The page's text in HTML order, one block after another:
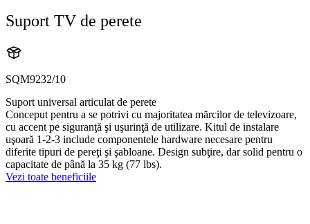
Suport TV de perete
SQM9232/10
Suport universal articulat de perete
Conceput pentru a se potrivi cu majoritatea mărcilor de televizoare,
cu accent pe siguranţă şi uşurinţă de utilizare. Kitul de instalare
uşoară 1-2-3 include componentele hardware necesare pentru
diferite tipuri de pereţi şi şabloane. Design subţire, dar solid pentru o
capacitate de până la 35 kg (77 lbs).
Vezi toate beneficiile